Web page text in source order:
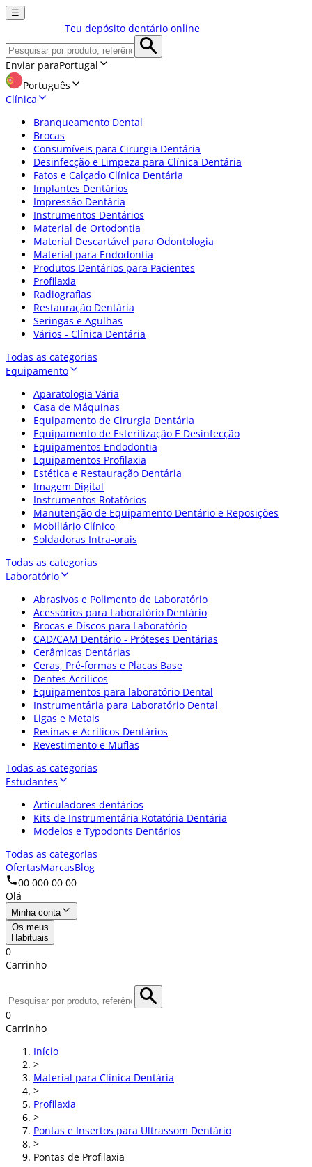
☰
Teu depósito dentário online
Enviar paraPortugal
Português
Clínica
Branqueamento Dental
Brocas
Consumíveis para Cirurgia Dentária
Desinfecção e Limpeza para Clínica Dentária
Fatos e Calçado Clínica Dentária
Implantes Dentários
Impressão Dentária
Instrumentos Dentários
Material de Ortodontia
Material Descartável para Odontologia
Material para Endodontia
Produtos Dentários para Pacientes
Profilaxia
Radiografias
Restauração Dentária
Seringas e Agulhas
Vários - Clínica Dentária
Todas as categorias
Equipamento
Aparatologia Vária
Casa de Máquinas
Equipamento de Cirurgia Dentária
Equipamento de Esterilização E Desinfecção
Equipamentos Endodontia
Equipamentos Profilaxia
Estética e Restauração Dentária
Imagem Digital
Instrumentos Rotatórios
Manutenção de Equipamento Dentário e Reposições
Mobiliário Clínico
Soldadoras Intra-orais
Todas as categorias
Laboratório
Abrasivos e Polimento de Laboratório
Acessórios para Laboratório Dentário
Brocas e Discos para Laboratório
CAD/CAM Dentário - Próteses Dentárias
Cerâmicas Dentárias
Ceras, Pré-formas e Placas Base
Dentes Acrílicos
Equipamentos para laboratório Dental
Instrumentária para Laboratório Dental
Ligas e Metais
Resinas e Acrílicos Dentários
Revestimento e Muflas
Todas as categorias
Estudantes
Articuladores dentários
Kits de Instrumentária Rotatória Dentária
Modelos e Typodonts Dentários
Todas as categorias
OfertasMarcasBlog
00 000 00 00
Olá
Minha conta
Os meus
Habituais
0
Carrinho
0
Carrinho
Início
>
Material para Clínica Dentária
>
Profilaxia
>
Pontas e Insertos para Ultrassom Dentário
>
Pontas de Profilaxia